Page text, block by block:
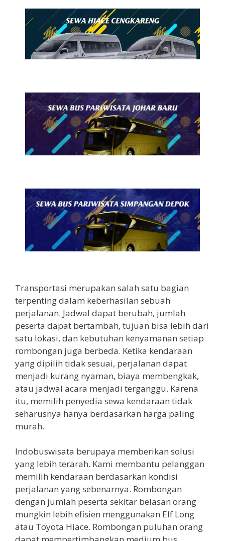
23 Juli 2026
Sewa Hiace Cengkareng
23 Juli 2026
Sewa Bus Pariwisata Johar
Baru
22 Juli 2026
Sewa Bus Pariwisata
Simpangan Depok
Transportasi merupakan salah satu bagian
terpenting dalam keberhasilan sebuah
perjalanan. Jadwal dapat berubah, jumlah
peserta dapat bertambah, tujuan bisa lebih dari
satu lokasi, dan kebutuhan kenyamanan setiap
rombongan juga berbeda. Ketika kendaraan
yang dipilih tidak sesuai, perjalanan dapat
menjadi kurang nyaman, biaya membengkak,
atau jadwal acara menjadi terganggu. Karena
itu, memilih penyedia sewa kendaraan tidak
seharusnya hanya berdasarkan harga paling
murah.
Indobuswisata berupaya memberikan solusi
yang lebih terarah. Kami membantu pelanggan
memilih kendaraan berdasarkan kondisi
perjalanan yang sebenarnya. Rombongan
dengan jumlah peserta sekitar belasan orang
mungkin lebih efisien menggunakan Elf Long
atau Toyota Hiace. Rombongan puluhan orang